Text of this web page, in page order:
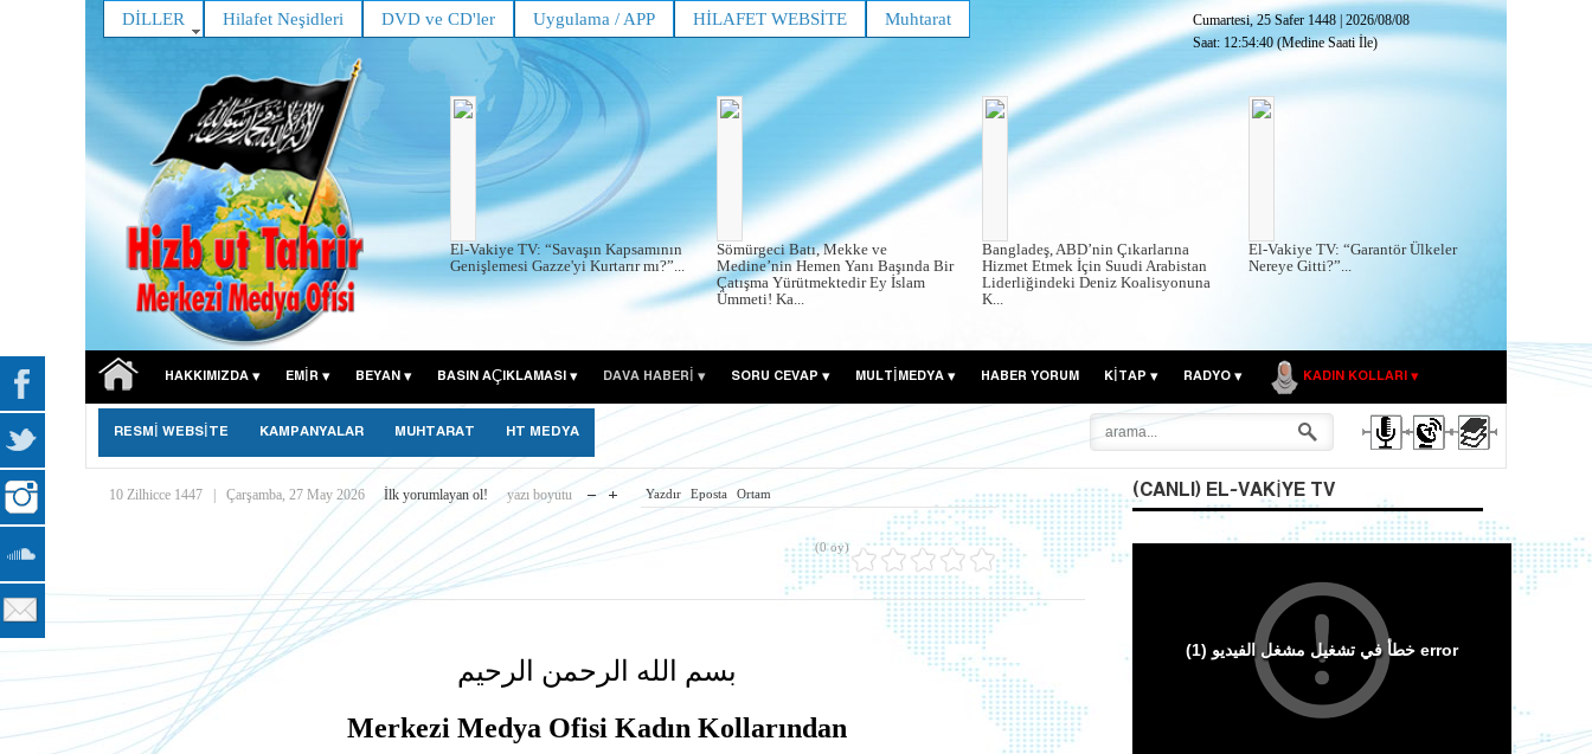
Cumartesi, 25 Safer 1448 2026/08/08
Saat: 12:54:41(Medine Saati İle)
DİLLER Hilafet Neşidleri DVD ve CD'ler Uygulama / APP HİLAFET WEBSİTE Muhtarat
El-Vakiye TV: “Savaşın Kapsamının
Genişlemesi Gazze'yi Kurtarır mı?”...
Sömürgeci Batı, Mekke ve
Medine’nin Hemen Yanı Başında Bir
Çatışma Yürütmektedir Ey İslam
Ümmeti! Ka...
Bangladeş, ABD’nin Çıkarlarına
Hizmet Etmek İçin Suudi Arabistan
Liderliğindeki Deniz Koalisyonuna
K...
El-Vakiye TV: “Garantör Ülkeler
Nereye Gitti?”...
HAKKIMIZDA EMIR BEYAN BASIN AÇIKLAMASI DAVA HABERİ SORU CEVAP MULTİMEDYA HABER YORUM KITAP RADYO KADIN KOLLARI
RESMİ WEBSİTE KAMPANYALAR MUHTARAT HT MEDYA
10 Zilhicce 1447 Çarşamba, 27 May 2026 İlk yorumlayan ol! yazı boyutu Yazdır Eposta Ortam
(0 oy)
بسم الله الرحمن الرحيم
Merkezi Medya Ofisi Kadın Kollarından
(CANLI) EL-VAKIYE TV